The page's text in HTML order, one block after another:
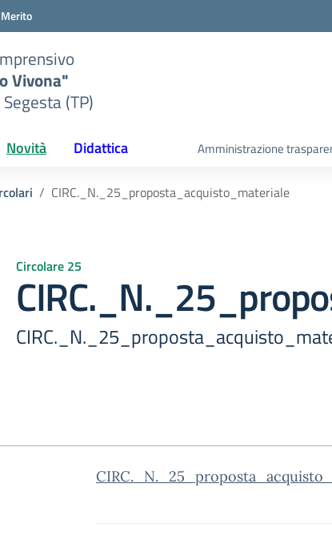
Vivona"
(TP)
Novità Didattica Amministrazione
CIRC._N._25_proposta_acquisto_materiale
Circolare 25